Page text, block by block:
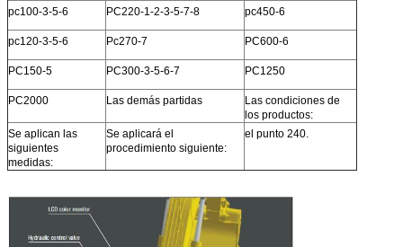
pc100-3-5-6 PC220-1-2-3-5-7-8 pc450-6
pc120-3-5-6 Pc270-7 PC600-6
PC150-5 PC300-3-5-6-7 PC1250
PC2000 Las demás partidas
Las condiciones de
los productos:
Se aplican las
siguientes
medidas:
Se aplicará el
procedimiento siguiente:
el punto 240.